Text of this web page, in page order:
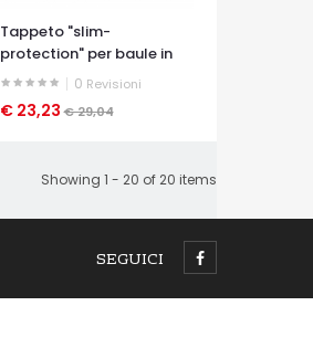
Tappeto "slim-
protection" per baule in
pvc...
0 Revisioni
€ 23,23€ 29,04
Showing 1 - 20 of 20 items
SEGUICI